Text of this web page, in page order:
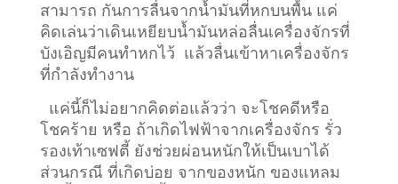
สามารถ กันการลื่นจากน้ำมันที่หกบนพื้น แค่
คิดเล่นว่าเดินเหยียบน้ำมันหล่อลื่นเครื่องจักรที่
บังเอิญมีคนทำหกไว้ แล้วลื่นเข้าหาเครื่องจักร
ที่กำลังทำงาน
แค่นี้ก็ไม่อยากคิดต่อแล้วว่า จะโชคดีหรือ
โชคร้าย หรือ ถ้าเกิดไฟฟ้าจากเครื่องจักร รั่ว
รองเท้าเซฟตี้ ยังช่วยผ่อนหนักให้เป็นเบาได้
ส่วนกรณี ที่เกิดบ่อย จากของหนัก ของแหลม